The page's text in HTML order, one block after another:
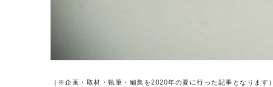
（※企画・取材・執筆・編集を2020年の夏に行った記事となります）